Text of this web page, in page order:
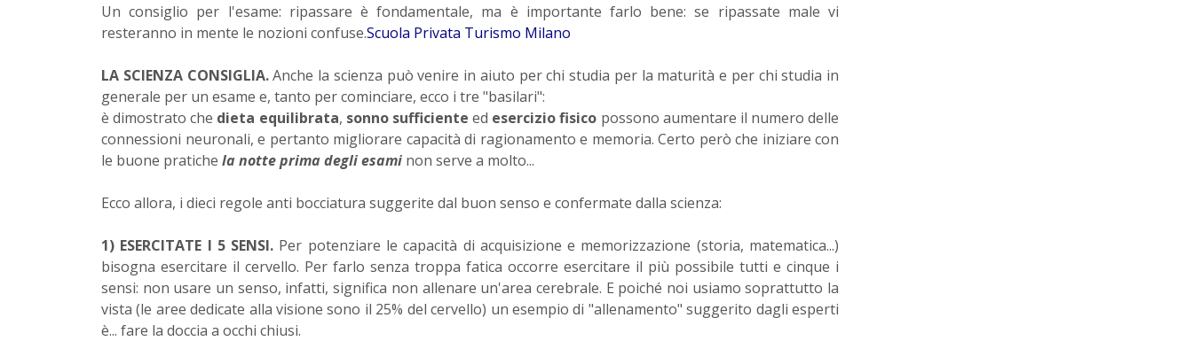
Un consiglio per l'esame: ripassare è fondamentale, ma è importante farlo bene: se ripassate male vi
resteranno in mente le nozioni confuse.Scuola Privata Turismo Milano
LA SCIENZA CONSIGLIA.Anche la scienza può venire in aiuto per chi studia per la maturità e per chi studia in
generale per un esame e, tanto per cominciare, ecco i tre "basilari":
è dimostrato che dieta equilibrata, sonno sufficiente ed esercizio fisico possono aumentare il numero delle
connessioni neuronali, e pertanto migliorare capacità di ragionamento e memoria. Certo però che iniziare con
le buone pratiche la notte prima degli esami non serve a molto...
Ecco allora, i dieci regole anti bocciatura suggerite dal buon senso e confermate dalla scienza:
1) ESERCITATE I 5 SENSI. Per potenziare le capacità di acquisizione e memorizzazione (storia, matematica...)
bisogna esercitare il cervello. Per farlo senza troppa fatica occorre esercitare il più possibile tutti e cinque i
sensi: non usare un senso, infatti, significa non allenare un'area cerebrale. E poiché noi usiamo soprattutto la
vista (le aree dedicate alla visione sono il 25% del cervello) un esempio di "allenamento" suggerito dagli esperti
è... fare la doccia a occhi chiusi.